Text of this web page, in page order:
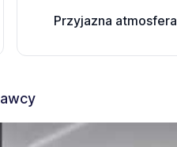
Przyjazna atmosfera